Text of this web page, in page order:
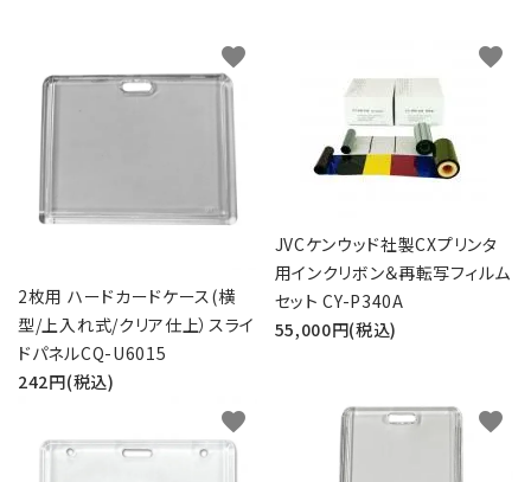
2枚用 ハードカードケース(横
型/上入れ式/クリア仕上）スライ
ドパネルCQ-U6015
242円(税込)
favorite
JVCケンウッド社製CXプリンタ
用インクリボン＆再転写フィルム
セット CY-P340A
55,000円(税込)
favorite
favorite favorite